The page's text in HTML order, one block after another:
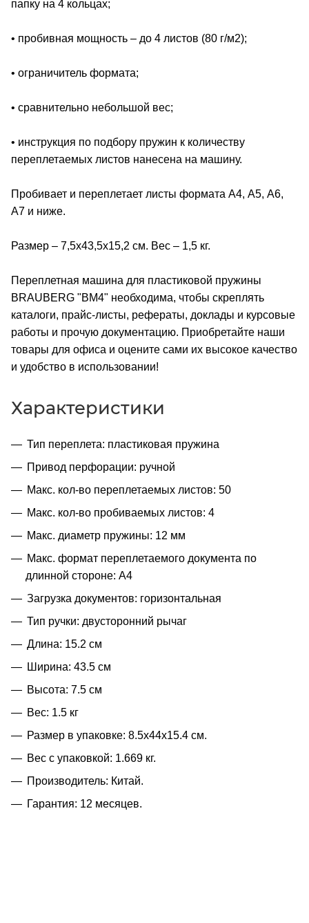
папку на 4 кольцах;
• пробивная мощность – до 4 листов (80 г/м2);
• ограничитель формата;
• сравнительно небольшой вес;
• инструкция по подбору пружин к количеству
переплетаемых листов нанесена на машину.
Пробивает и переплетает листы формата А4, А5, А6,
А7 и ниже.
Размер – 7,5х43,5х15,2 см. Вес – 1,5 кг.
Переплетная машина для пластиковой пружины
BRAUBERG "BM4" необходима, чтобы скреплять
каталоги, прайс-листы, рефераты, доклады и курсовые
работы и прочую документацию. Приобретайте наши
товары для офиса и оцените сами их высокое качество
и удобство в использовании!
Характеристики
Тип переплета: пластиковая пружина
Привод перфорации: ручной
Макс. кол-во переплетаемых листов: 50
Макс. кол-во пробиваемых листов: 4
Макс. диаметр пружины: 12 мм
Макс. формат переплетаемого документа по
длинной стороне: А4
Загрузка документов: горизонтальная
Тип ручки: двусторонний рычаг
Длина: 15.2 см
Ширина: 43.5 см
Высота: 7.5 см
Вес: 1.5 кг
Размер в упаковке: 8.5x44x15.4 см.
Вес с упаковкой: 1.669 кг.
Производитель: Китай.
Гарантия: 12 месяцев.